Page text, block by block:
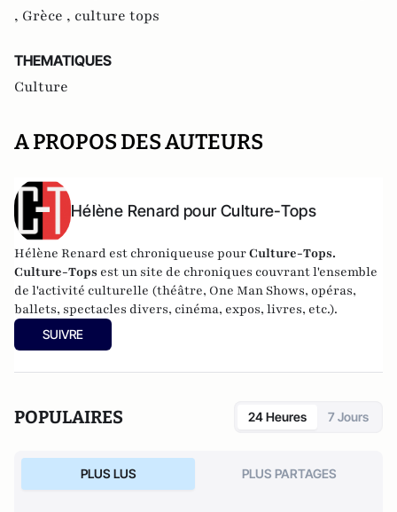
, Grèce , culture tops
THEMATIQUES
Culture
A PROPOS DES AUTEURS
Hélène Renard pour Culture-Tops
Hélène Renard est chroniqueuse pourCulture-Tops.
Culture-Tops est un site de chroniques couvrant l'ensemble
de l'activité culturelle (théâtre, One Man Shows, opéras,
ballets, spectacles divers, cinéma, expos, livres, etc.).
SUIVRE
POPULAIRES 24 Heures 7 Jours
PLUS LUS PLUS PARTAGES